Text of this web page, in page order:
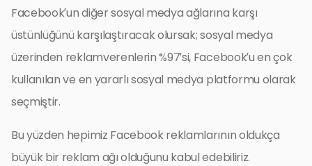
Facebook’un diğer sosyal medya ağlarına karşı
üstünlüğünü karşılaştıracak olursak; sosyal medya
üzerinden reklamverenlerin %97’si, Facebook’u en çok
kullanılan ve en yararlı sosyal medya platformu olarak
seçmiştir.
Bu yüzden hepimiz Facebook reklamlarının oldukça
büyük bir reklam ağı olduğunu kabul edebiliriz.